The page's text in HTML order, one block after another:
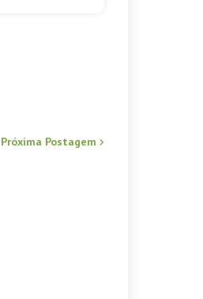
Próxima Postagem